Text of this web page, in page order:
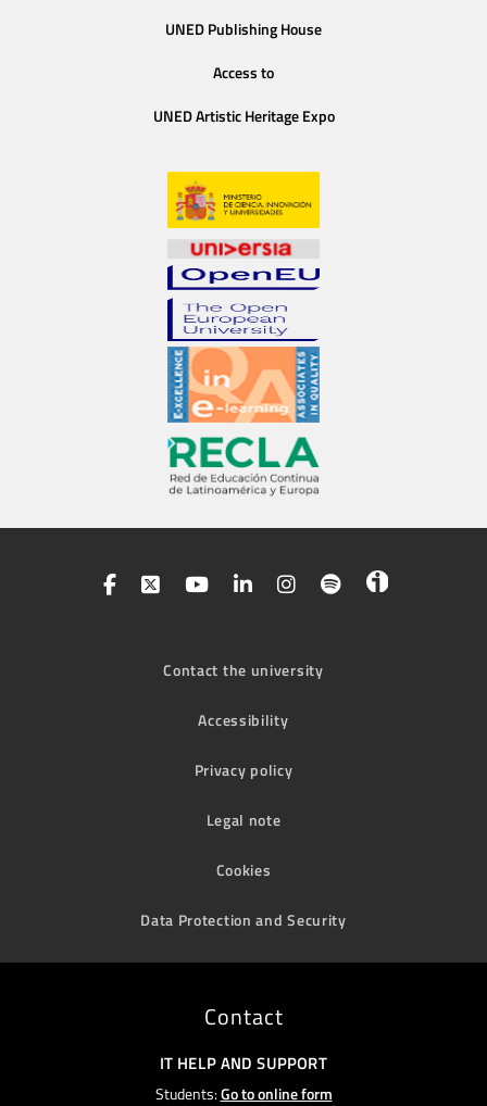
UNED Publishing House
Access to
UNED Artistic Heritage Expo
Contact the university
Accessibility
Privacy policy
Legal note
Cookies
Data Protection and Security
Contact
IT HELP AND SUPPORT
Students:Go to online form